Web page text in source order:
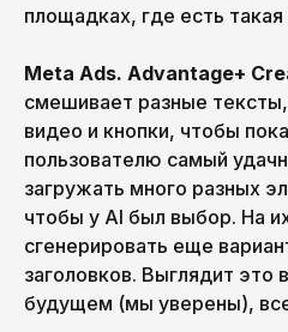
площадках, где есть
Meta Ads. Advantage+
смешивает разные тексты,
видео и кнопки, чтобы
пользователю самый
загружать много разных
чтобы у AI был выбор. На
сгенерировать еще
заголовков. Выглядит это
будущем (мы уверены),